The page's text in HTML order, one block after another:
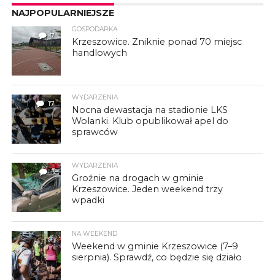
NAJPOPULARNIEJSZE
7
GOSPODARKA
Krzeszowice. Zniknie ponad 70 miejsc
handlowych
17
WYDARZENIA
Nocna dewastacja na stadionie LKS
Wolanki. Klub opublikował apel do
sprawców
3
WYDARZENIA
Groźnie na drogach w gminie
Krzeszowice. Jeden weekend trzy
wpadki
NA WEEKEND
Weekend w gminie Krzeszowice (7–9
sierpnia). Sprawdź, co będzie się działo